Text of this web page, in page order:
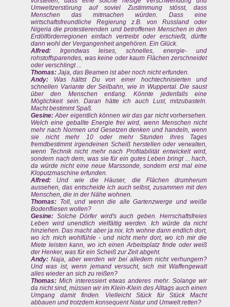
Umweltzerstörung auf soviel Zustimmung stösst, dass
Menschen das mitmachen würden. Dass eine
wirtschaftsfreundliche Regierung z.B. von Russland oder
Nigeria die protestierenden und betroffenen Menschen in den
Erdölförderregionen einfach vertreibt oder erschießt, dürfte
dann wohl der Vergangenheit angehören. Ein Glück.
Alfred: Irgendwas leises, schnelles, energie- und
rohstoffsparendes, was keine oder kaum Flächen zerschneidet
oder verschlingt ...
Thomas: Jaja, das Beamen ist aber noch nicht erfunden.
Andy: Was hältst Du von einer hochtechnisierten und
schnellen Variante der Seilbahn, wie in Wuppertal. Die saust
über den Menschen entlang. Könnte jedenfalls eine
Möglichkeit sein. Daran hätte ich auch Lust, mitzubasteln.
Macht bestimmt Spaß.
Gesine:Aber eigentlich können wir das gar nicht vorhersehen.
Welch eine geballte Energie frei wird, wenn Menschen nicht
mehr nach Normen und Gesetzen denken und handeln, wenn
sie nicht mehr 10 oder mehr Stunden ihres Tages
fremdbestimmt irgendeinen Scheiß herstellen oder verwalten,
wenn Technik nicht mehr nach Profitabilität entwickelt wird,
sondern nach dem, was sie für ein gutes Leben bringt ... hach,
da würde nicht eine neue Marssonde, sondern erst mal eine
Kloputzmaschine erfunden.
Alfred: Und wie die Häuser, die Flächen drumherum
aussehen, das entscheide ich auch selbst, zusammen mit den
Menschen, die in der Nähe wohnen.
Thomas: Toll, und wenn die alle Gartenzwerge und weiße
Bodenfliesen wollen?
Gesine: Solche Dörfer wird's auch geben. Herrschaftsfreies
Leben wird unendlich vielfältig werden. Ich würde da nicht
hinziehen. Das macht aber ja nix. Ich wohne dann endlich dort,
wo ich mich wohlfühle - und nicht mehr dort, wo ich mir die
Miete leisten kann, wo ich einen Arbeitsplatz finde oder weiß
der Henker, was für ein Scheiß zur Zeit abgeht.
Andy: Naja, aber werden wir bei alledem nicht verhungern?
Und was ist, wenn jemand versucht, sich mit Waffengewalt
alles wieder an sich zu reißen?
Thomas: Mich interessiert etwas anderes mehr. Solange wir
da nicht sind, müssen wir im Klein-Klein des Alltags auch einen
Umgang damit finden. Vielleicht Stück für Stück Macht
abbauen und trotzdem konsequent Natur und Umwelt retten?